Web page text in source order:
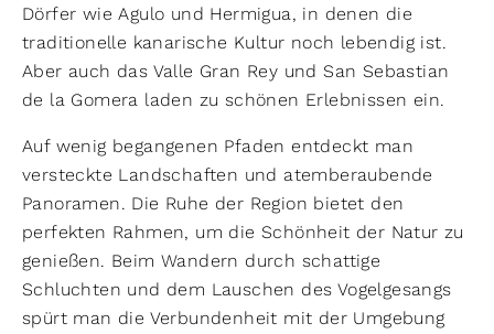
Dörfer wie Agulo und Hermigua, in denen die
traditionelle kanarische Kultur noch lebendig ist.
Aber auch das Valle Gran Rey und San Sebastian
de la Gomera laden zu schönen Erlebnissen ein.
Auf wenig begangenen Pfaden entdeckt man
versteckte Landschaften und atemberaubende
Panoramen. Die Ruhe der Region bietet den
perfekten Rahmen, um die Schönheit der Natur zu
genießen. Beim Wandern durch schattige
Schluchten und dem Lauschen des Vogelgesangs
spürt man die Verbundenheit mit der Umgebung